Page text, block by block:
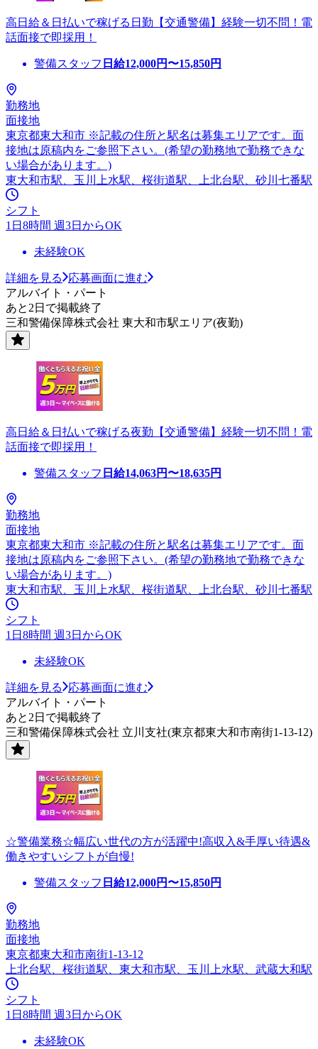
高日給＆日払いで稼げる日勤【交通警備】経験一切不問！電
話面接で即採用！
警備スタッフ 日給12,000円〜15,850円
勤務地
面接地
東京都東大和市 ※記載の住所と駅名は募集エリアです。面
接地は原稿内をご参照下さい。(希望の勤務地で勤務できな
い場合があります。)
東大和市駅、玉川上水駅、桜街道駅、上北台駅、砂川七番駅
シフト
1日8時間 週3日からOK
未経験OK
詳細を見る
応募画面に進む
アルバイト・パート
あと2日で掲載終了
三和警備保障株式会社 東大和市駅エリア(夜勤)
高日給＆日払いで稼げる夜勤【交通警備】経験一切不問！電
話面接で即採用！
警備スタッフ 日給14,063円〜18,635円
勤務地
面接地
東京都東大和市 ※記載の住所と駅名は募集エリアです。面
接地は原稿内をご参照下さい。(希望の勤務地で勤務できな
い場合があります。)
東大和市駅、玉川上水駅、桜街道駅、上北台駅、砂川七番駅
シフト
1日8時間 週3日からOK
未経験OK
詳細を見る
応募画面に進む
アルバイト・パート
あと2日で掲載終了
三和警備保障株式会社 立川支社(東京都東大和市南街1-13-12)
☆警備業務☆幅広い世代の方が活躍中!高収入&手厚い待遇&
働きやすいシフトが自慢!
警備スタッフ 日給12,000円〜15,850円
勤務地
面接地
東京都東大和市南街1-13-12
上北台駅、桜街道駅、東大和市駅、玉川上水駅、武蔵大和駅
シフト
1日8時間 週3日からOK
未経験OK